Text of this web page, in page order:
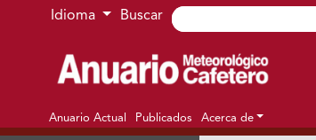
Ir al menú de navegación principal
Ir al contenido principal
Ir al pie de página del sitio
Idioma Buscar
Anuario Actual Publicados Acerca de